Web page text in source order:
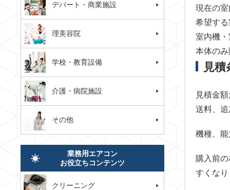
現在の
希望す
室内機
本体の
見
見積金
送料、
機種、
購入前
すくな
デパート・商業施設
理美容院
学校・教育設備
介護・病院施設
その他
業務用エアコン
お役立ちコンテンツ
クリーニング